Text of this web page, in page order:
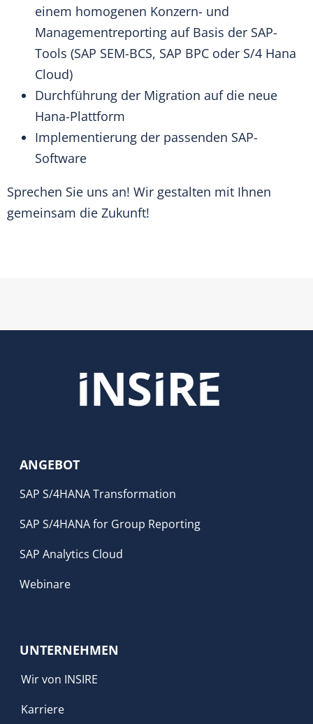
einem homogenen Konzern- und
Managementreporting auf Basis der SAP-
Tools (SAP SEM-BCS, SAP BPC oder S/4 Hana
Cloud)
Durchführung der Migration auf die neue
Hana-Plattform
Implementierung der passenden SAP-
Software
Sprechen Sie uns an! Wir gestalten mit Ihnen
gemeinsam die Zukunft!
ANGEBOT
SAP S/4HANA Transformation
SAP S/4HANA for Group Reporting
SAP Analytics Cloud
Webinare
UNTERNEHMEN
Wir von INSIRE
Karriere